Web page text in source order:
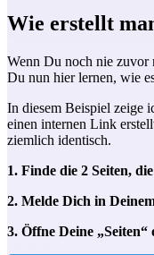
Wie erstellt
Wenn Du noch nie zuvor
Du nun hier lernen, wie
In diesem Beispiel zeige
einen internen Link
ziemlich identisch.
1. Finde die 2 Seiten,
2. Melde Dich in
3. Öffne Deine „Seiten“